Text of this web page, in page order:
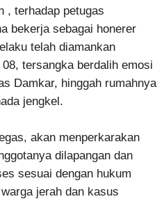
, terhadap petugas
bekerja sebagai honerer
telah diamankan
tersangka berdalih emosi
Damkar, hinggah rumahnya
jengkel.
akan menperkarakan
dilapangan dan
sesuai dengan hukum
jerah dan kasus